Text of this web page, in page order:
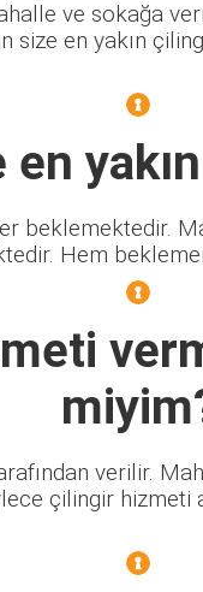
ve sokağa
size en yakın
en
beklemektedir.
Hem
verilir.
çilingir